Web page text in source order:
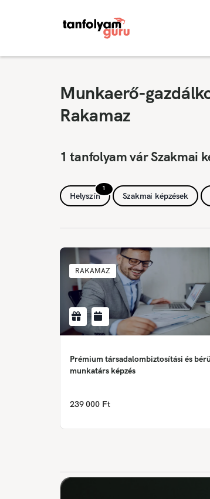
Munkaerő-
Rakamaz
1 tanfolyam vár Szakmai
1
Helyszín Szakmai képzések
RAKAMAZ
Prémium társadalombiztosítási és
munkatárs képzés
239 000 Ft